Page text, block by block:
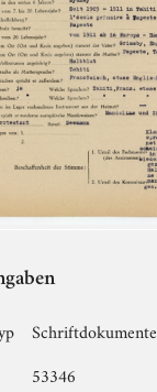
Schriftdokumente
53346